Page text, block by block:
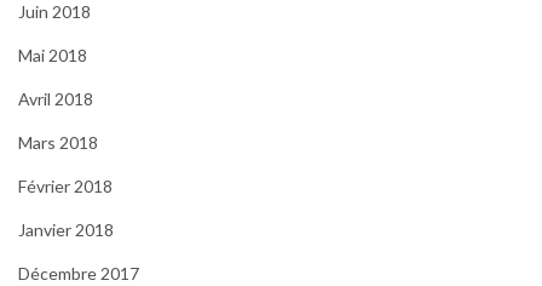
Juin 2018
Mai 2018
Avril 2018
Mars 2018
Février 2018
Janvier 2018
Décembre 2017